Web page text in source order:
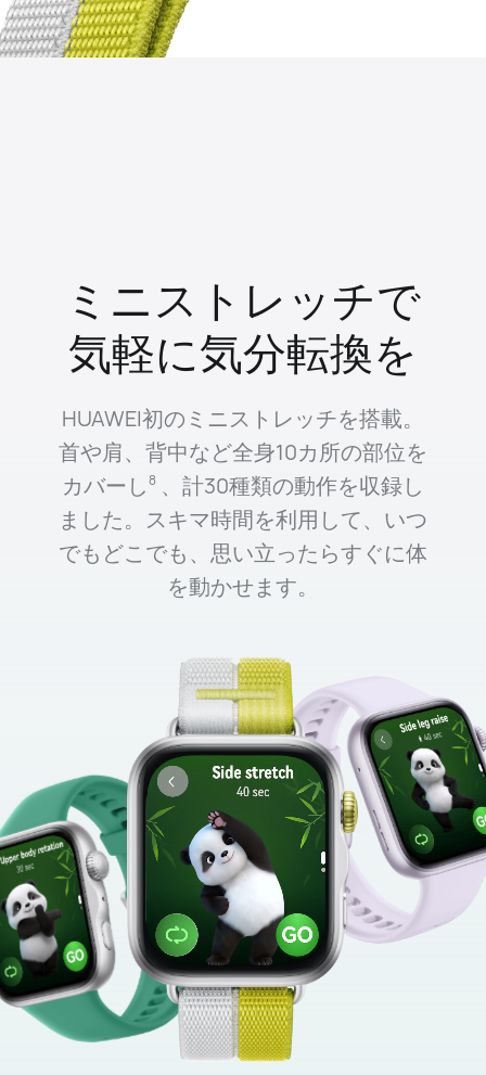
ミニストレッチで
気軽に気分転換を
HUAWEI初のミニストレッチを搭載。
首や肩、背中など全身10カ所の部位を
カバーし8 、計30種類の動作を収録し
ました。スキマ時間を利用して、いつ
でもどこでも、思い立ったらすぐに体
を動かせます。